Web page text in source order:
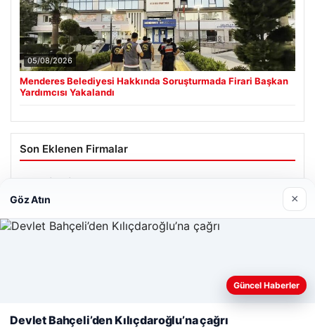
05/08/2026
Menderes Belediyesi Hakkında Soruşturmada Firari Başkan
Yardımcısı Yakalandı
Son Eklenen Firmalar
Cengiz Sigorta
23/06/2026
deneyiminizi kişiselleştirmek ve geliştirmek amacıyla çerezler
Reddet Kabul Et
Göz Atın ×
Güncel Haberler
Devlet Bahçeli’den Kılıçdaroğlu’na çağrı